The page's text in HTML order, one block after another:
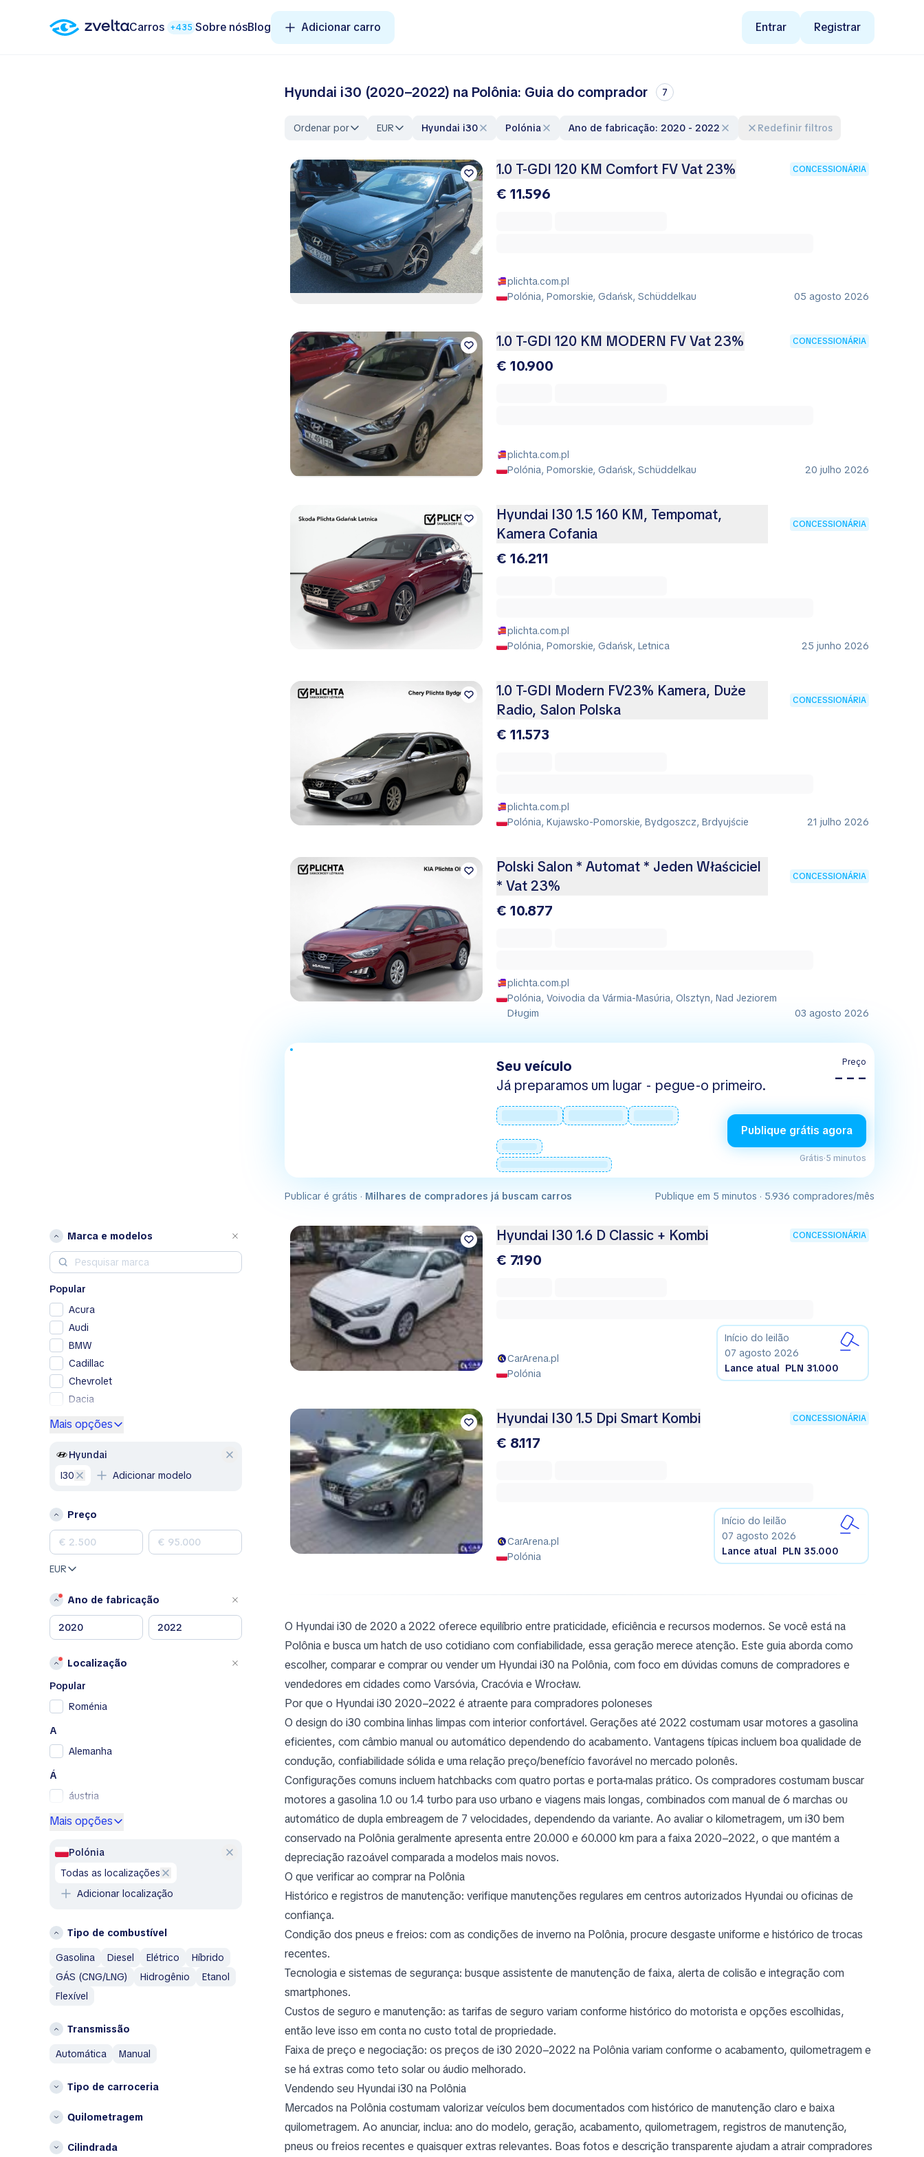
Carros +435 Sobre nósBlog Adicionar carro Entrar Registrar
Marca e modelos
Popular
Acura
Audi
BMW
Cadillac
Chevrolet
Dacia
GMC
Honda
Land Rover
Mercedes-Benz
MINI
Nissan
Peugeot
Porsche
RAM
Skoda
Subaru
Volkswagen
Volvo
Aixam
AM General
Aston Martin
Austin
Austin Healey
B
BAIC
Bestune
Brabus
Buick
Mais opções
Hyundai
i30
Adicionar modelo
Preço
EUR
Ano de fabricação
Localização
Popular
Roménia
A
Alemanha
Á
áustria
E
Grécia
Islândia
Itália
Países Baixos
Outros
Bélgica
Mais opções
Polónia
todas as localizações
Adicionar localização
Tipo de combustível
Gasolina
Diesel Elétrico
Híbrido
GÁS (CNG/LNG)
Hidrogênio
Etanol
Flexível
Transmissão
automática
manual
Tipo de carroceria
Quilometragem
Cilindrada
Hyundai i30 (2020–2022) na Polônia: Guia do comprador 7
Ordenar por EUR Hyundai i30 Polónia Ano de fabricação: 2020 - 2022 Redefinir filtros
1.0 T-GDI 120 KM Comfort FV Vat 23% CONCESSIONÁRIA
€ 11.596
plichta.com.pl
Polónia, Pomorskie, Gdańsk, Schüddelkau
05 agosto 2026
1.0 T-GDI 120 KM MODERN FV Vat 23% CONCESSIONÁRIA
€ 10.900
plichta.com.pl
Polónia, Pomorskie, Gdańsk, Schüddelkau
20 julho 2026
Hyundai I30 1.5 160 KM, Tempomat,
Kamera Cofania
CONCESSIONÁRIA
€ 16.211
plichta.com.pl
Polónia, Pomorskie, Gdańsk, Letnica
25 junho 2026
1.0 T-GDI Modern FV23% Kamera, Duże
Radio, Salon Polska
CONCESSIONÁRIA
€ 11.573
plichta.com.pl
Polónia, Kujawsko-Pomorskie, Bydgoszcz, Brdyujście
21 julho 2026
Polski Salon * Automat * Jeden Właściciel
* Vat 23%
CONCESSIONÁRIA
€ 10.877
plichta.com.pl
Polónia, Voivodia da Vármia-Masúria, Olsztyn, Nad Jeziorem
Długim
03 agosto 2026
Seu veículo
Já preparamos um lugar - pegue-o primeiro.
Preço
– – –
Publique grátis agora
Grátis·5 minutos
Publicar é grátis · Milhares de compradores já buscam carros Publique em 5 minutos · 5.936 compradores/mês
Hyundai I30 1.6 D Classic + Kombi CONCESSIONÁRIA
€ 7.190
CarArena.pl
Polónia
Início do leilão
07 agosto 2026
Lance atual PLN 31.000
Hyundai I30 1.5 Dpi Smart Kombi CONCESSIONÁRIA
€ 8.117
CarArena.pl
Polónia
Início do leilão
07 agosto 2026
Lance atual PLN 35.000
O Hyundai i30 de 2020 a 2022 oferece equilíbrio entre praticidade, eficiência e recursos modernos. Se você está na
Polônia e busca um hatch de uso cotidiano com confiabilidade, essa geração merece atenção. Este guia aborda como
escolher, comparar e comprar ou vender um Hyundai i30 na Polônia, com foco em dúvidas comuns de compradores e
vendedores em cidades como Varsóvia, Cracóvia e Wrocław.
Por que o Hyundai i30 2020–2022 é atraente para compradores poloneses
O design do i30 combina linhas limpas com interior confortável. Gerações até 2022 costumam usar motores a gasolina
eficientes, com câmbio manual ou automático dependendo do acabamento. Vantagens típicas incluem boa qualidade de
condução, confiabilidade sólida e uma relação preço/benefício favorável no mercado polonês.
Configurações comuns incluem hatchbacks com quatro portas e porta-malas prático. Os compradores costumam buscar
motores a gasolina 1.0 ou 1.4 turbo para uso urbano e viagens mais longas, combinados com manual de 6 marchas ou
automático de dupla embreagem de 7 velocidades, dependendo da variante. Ao avaliar o kilometragem, um i30 bem
conservado na Polônia geralmente apresenta entre 20.000 e 60.000 km para a faixa 2020–2022, o que mantém a
depreciação razoável comparada a modelos mais novos.
O que verificar ao comprar na Polônia
Histórico e registros de manutenção: verifique manutenções regulares em centros autorizados Hyundai ou oficinas de
confiança.
Condição dos pneus e freios: com as condições de inverno na Polônia, procure desgaste uniforme e histórico de trocas
recentes.
Tecnologia e sistemas de segurança: busque assistente de manutenção de faixa, alerta de colisão e integração com
smartphones.
Custos de seguro e manutenção: as tarifas de seguro variam conforme histórico do motorista e opções escolhidas,
então leve isso em conta no custo total de propriedade.
Faixa de preço e negociação: os preços de i30 2020–2022 na Polônia variam conforme o acabamento, quilometragem e
se há extras como teto solar ou áudio melhorado.
Vendendo seu Hyundai i30 na Polônia
Mercados na Polônia costumam valorizar veículos bem documentados com histórico de manutenção claro e baixa
quilometragem. Ao anunciar, inclua: ano do modelo, geração, acabamento, quilometragem, registros de manutenção,
pneus ou freios recentes e quaisquer extras relevantes. Boas fotos e descrição transparente ajudam a atrair compradores